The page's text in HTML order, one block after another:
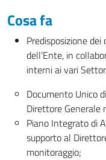
Cosa fa
Predisposizione
dell’Ente, in
interni ai vari
Documento Unico
Direttore Generale
Piano Integrato di
supporto al
monitoraggio;